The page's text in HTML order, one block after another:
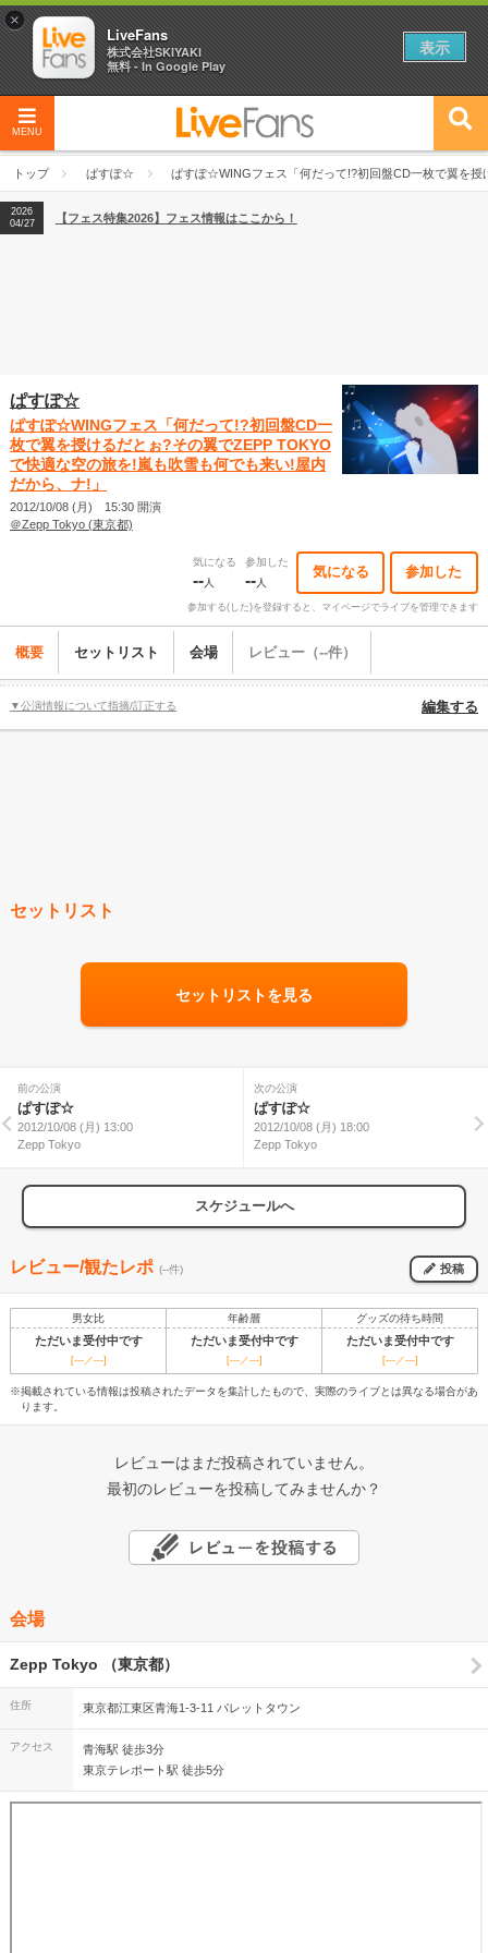
MENU
トップ ぱすぽ☆ ぱすぽ☆WINGフェス「何だって!?初回盤CD一枚で翼を
2026
04/27
2026
【ライブ動員ランキング】2026年上半期編発表！
2026
04/27
【フェス特集2026】フェス情報はここから！
ぱすぽ☆
ぱすぽ☆WINGフェス「何だって!?初回盤CD一
枚で翼を授けるだとぉ?その翼でZEPP TOKYO
で快適な空の旅を!嵐も吹雪も何でも来い!屋内
だから、ナ!」
2012/10/08 (月) 15:30 開演
＠Zepp Tokyo (東京都)
気になる
--人
参加した
--人
気になる 参加した
参加する(した)を登録すると、マイページでライブを管理できます
概要 セットリスト 会場 レビュー（--件）
▼公演情報について指摘/訂正する 編集する
セットリスト
セットリストを見る
前の公演
ぱすぽ☆
2012/10/08 (月) 13:00
Zepp Tokyo
次の公演
ぱすぽ☆
2012/10/08 (月) 18:00
Zepp Tokyo
スケジュールへ
レビュー/観たレポ (--件) 投稿
男女比 年齢層 グッズの待ち時間
ただいま受付中です ただいま受付中です ただいま受付中です
[---／---] [---／---] [---／---]
※掲載されている情報は投稿されたデータを集計したもので、実際のライブとは異なる場合があ
ります。
レビューはまだ投稿されていません。
最初のレビューを投稿してみませんか？
会場
Zepp Tokyo （東京都）
住所 東京都江東区青海1-3-11 パレットタウン
アクセス
青海駅 徒歩3分
東京テレポート駅 徒歩5分
×
LiveFans
株式会社SKIYAKI
無料 - In Google Play
表示